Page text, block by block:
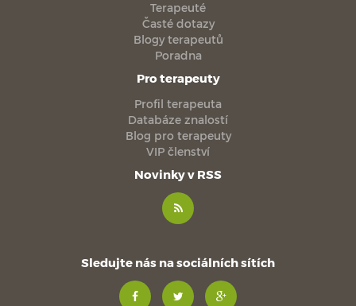
Terapeuté
Časté dotazy
Blogy terapeutů
Poradna
Pro terapeuty
Profil terapeuta
Databáze znalostí
Blog pro terapeuty
VIP členství
Novinky v RSS
Sledujte nás na sociálních sítích